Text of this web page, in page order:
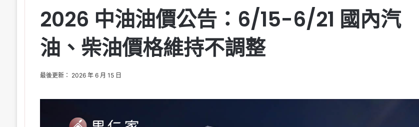
2026 中油油價公告：6/15-6/21 國內汽
油、柴油價格維持不調整
最後更新： 2026 年 6 月 15 日